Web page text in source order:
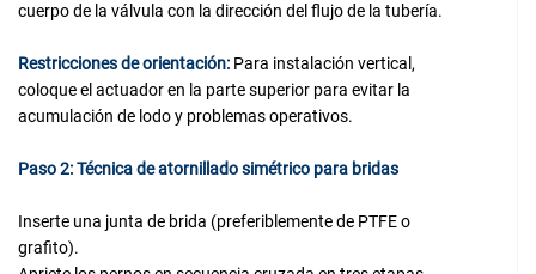
cuerpo de la válvula con la dirección del flujo de la tubería.
Restricciones de orientación: Para instalación vertical,
coloque el actuador en la parte superior para evitar la
acumulación de lodo y problemas operativos.
Paso 2: Técnica de atornillado simétrico para bridas
Inserte una junta de brida (preferiblemente de PTFE o
grafito).